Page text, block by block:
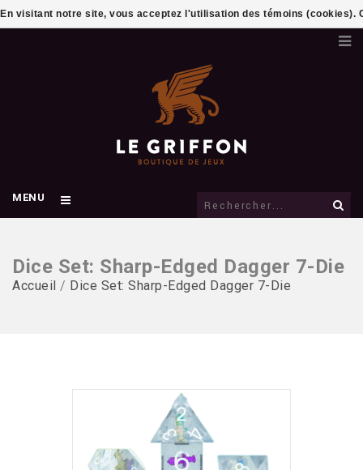
MENU
Dice Set: Sharp-Edged Dagger 7-Die
Accueil / Dice Set: Sharp-Edged Dagger 7-Die
En visitant notre site, vous acceptez l'utilisation des témoins